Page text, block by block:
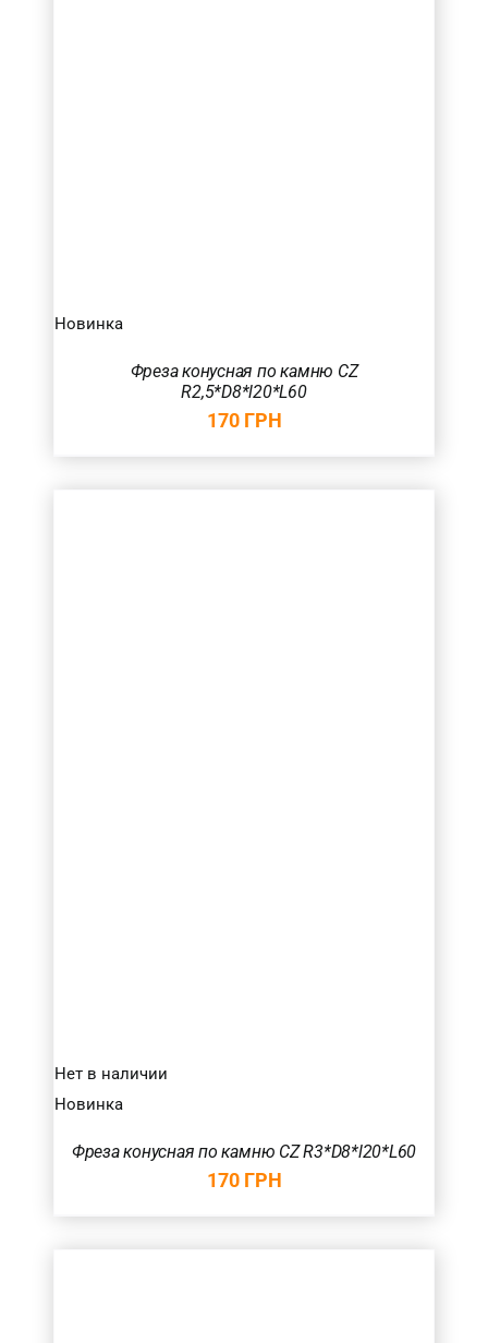
Новинка
Фреза конусная по камню CZ
R2,5*D8*l20*L60
170 ГРН
Нет в наличии
Новинка
Фреза конусная по камню CZ R3*D8*l20*L60
170 ГРН